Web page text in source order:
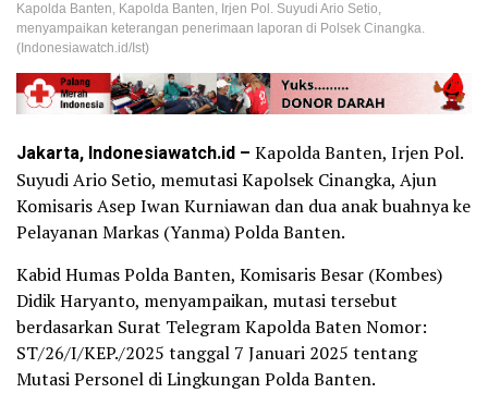
Kapolda Banten, Kapolda Banten, ‎Irjen Pol. Suyudi Ario Setio,
menyampaikan keterangan penerimaan laporan di Polsek Cinangka.
(Indonesiawatch.id/Ist)
Jakarta, Indonesiawatch.id – Kapolda Banten, ‎Irjen Pol.
Suyudi Ario Setio, memutasi Kapolsek Cinangka, Ajun
Komisaris Asep Iwan Kurniawan dan dua anak buahnya ke
Pelayanan Markas (Yanma) Polda Banten.
Kabid Humas Polda Banten, Komisaris Besar (Kombes)
Didik Haryanto, menyampaikan, mutasi tersebut
berdasarkan Surat Telegram Kapolda Baten Nomor:
ST/26/I/KEP./2025 tanggal 7 Januari 2025 tentang
Mutasi Personel di Lingkungan Polda Banten.